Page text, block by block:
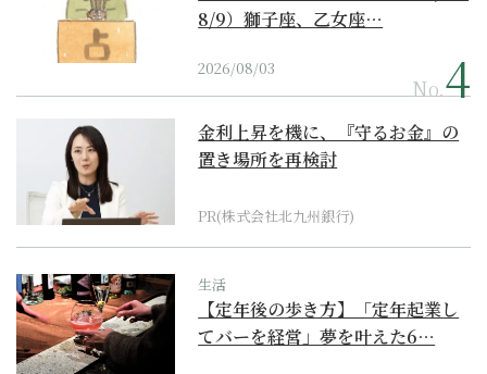
8/9）獅子座、乙女座…
2026/08/03
No.
金利上昇を機に、『守るお金』の
置き場所を再検討
PR(株式会社北九州銀行)
生活
【定年後の歩き方】「定年起業し
てバーを経営」夢を叶えた6…